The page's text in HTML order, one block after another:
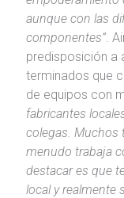
aunque con las
componentes”.
predisposición a
terminados que
de equipos con
fabricantes
colegas. Muchos
menudo trabaja
destacar es que
local y realmente